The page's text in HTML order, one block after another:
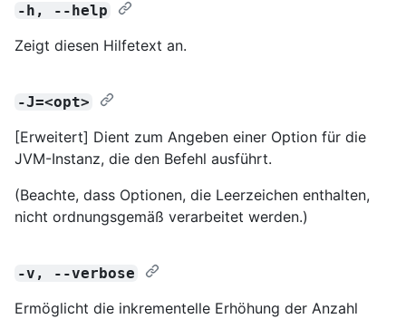
-h, --help
Zeigt diesen Hilfetext an.
-J=<opt>
[Erweitert] Dient zum Angeben einer Option für die
JVM-Instanz, die den Befehl ausführt.
(Beachte, dass Optionen, die Leerzeichen enthalten,
nicht ordnungsgemäß verarbeitet werden.)
-v, --verbose
Ermöglicht die inkrementelle Erhöhung der Anzahl